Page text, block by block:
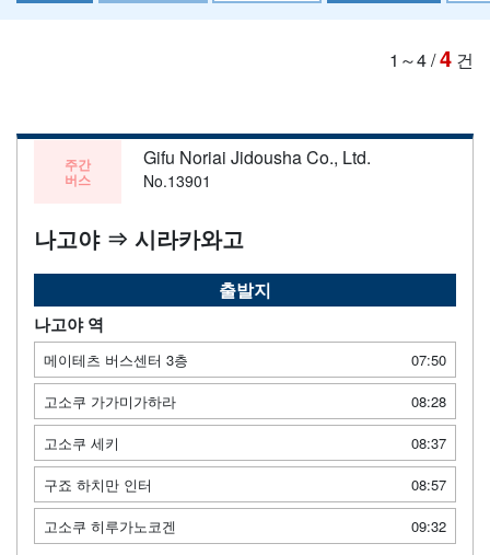
1～4/4 건
주간
버스
Gifu Noriai Jidousha Co., Ltd.
No.13901
나고야 ⇒ 시라카와고
출발지
나고야 역
메이테츠 버스센터 3층
07:50
고소쿠 가가미가하라
08:28
고소쿠 세키
08:37
구죠 하치만 인터
08:57
고소쿠 히루가노코겐
09:32